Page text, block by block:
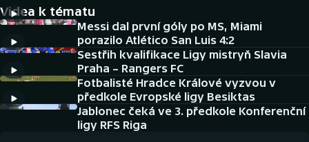
DALŠÍ SPORTY
Americký fotbal
Baseball a softbal
NEPŘEHLÉDNĚTE
Historické návraty
Videa k tématu
Messi dal první góly po MS, Miami
porazilo Atlético San Luis 4:2
Sestřih kvalifikace Ligy mistryň Slavia
Praha – Rangers FC
Fotbalisté Hradce Králové vyzvou v
předkole Evropské ligy Besiktas
Jablonec čeká ve 3. předkole Konferenční
ligy RFS Riga